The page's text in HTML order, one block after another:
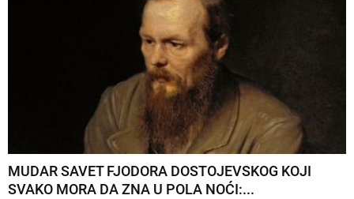
MUDAR SAVET FJODORA DOSTOJEVSKOG KOJI
SVAKO MORA DA ZNA U POLA NOĆI:...